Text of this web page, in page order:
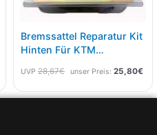
Bremssattel Reparatur Kit
Hinten Für KTM
UVP 28,67€ unser Preis: 25,80€